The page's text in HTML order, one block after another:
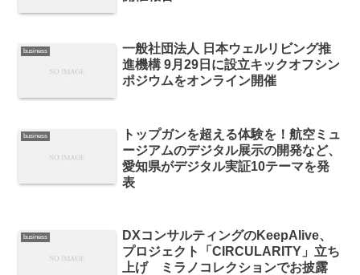
business
一般社団法人 日本ウェルリビング推
進機構 9月29日に設立キックオフシン
ポジウムをオンライン開催
business
トップガンを超える体験を！航空ミュ
ージアムのデジタル展示の開発など、
愛知県がデジタル実証10テーマを発
表
business
DXコンサルティングのKeepAlive、
プロジェクト「CIRCULARITY」立ち
上げ ミラノコレクションでお披露